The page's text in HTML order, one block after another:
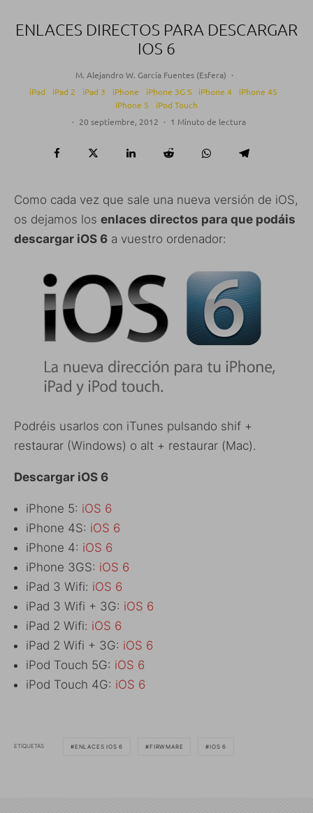
ENLACES DIRECTOS PARA DESCARGAR
IOS 6
M. Alejandro W. García Fuentes (Esfera) ·
iPad
iPad 2 iPad 3 iPhone iPhone 3G S iPhone 4
iPhone 4S
iPhone 5
iPod Touch
· 20 septiembre, 2012 · 1 Minuto de lectura
Como cada vez que sale una nueva versión de iOS,
os dejamos los enlaces directos para que podáis
descargar iOS 6 a vuestro ordenador:
Podréis usarlos con iTunes pulsando shif +
restaurar (Windows) o alt + restaurar (Mac).
Descargar iOS 6
iPhone 5: iOS 6
iPhone 4S: iOS 6
iPhone 4: iOS 6
iPhone 3GS: iOS 6
iPad 3 Wifi: iOS 6
iPad 3 Wifi + 3G: iOS 6
iPad 2 Wifi: iOS 6
iPad 2 Wifi + 3G: iOS 6
iPod Touch 5G: iOS 6
iPod Touch 4G: iOS 6
ETIQUETAS ENLACES IOS 6 FIRWMARE IOS 6